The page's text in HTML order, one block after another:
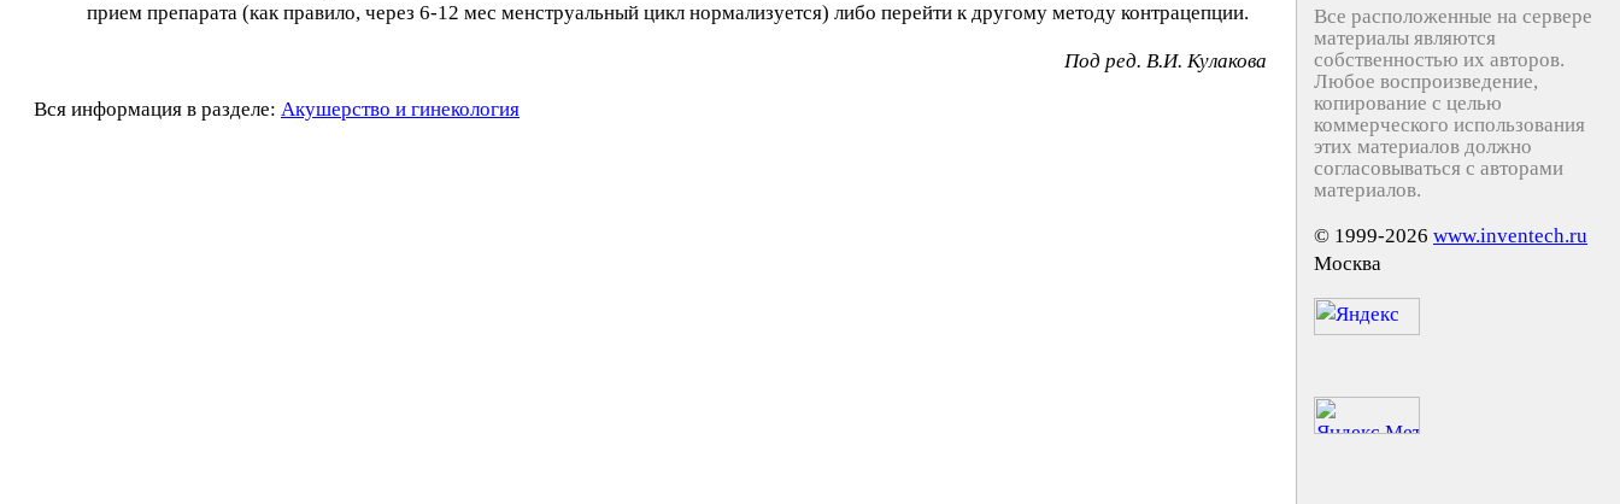
прием препарата (как правило, через 6-12 мес менструальный цикл нормализуется) либо перейти к другому методу контрацепции.
Под ред. В.И. Кулакова
Вся информация в разделе: Акушерство и гинекология
Все расположенные на сервере
материалы являются
собственностью их авторов.
Любое воспроизведение,
копирование с целью
коммерческого использования
этих материалов должно
согласовываться с авторами
материалов.
© 1999-2026 www.inventech.ru
Москва